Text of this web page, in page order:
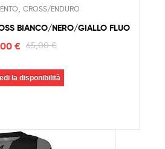
CROSS/ENDURO
BIANCO/NERO/GIALLO FLUO
65,00€
€
la disponibilità